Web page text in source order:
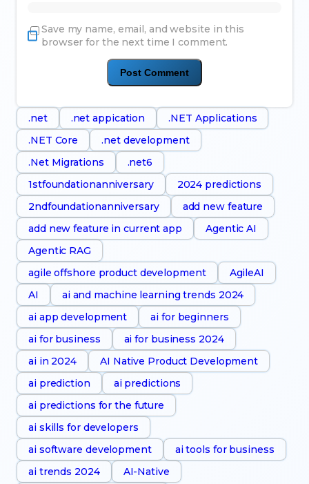
Save my name, email, and website in this
browser for the next time I comment.
.net .net appication
.NET Applications
.NET Core
.net development
.Net Migrations
.net6
1stfoundationanniversary
2024 predictions
2ndfoundationanniversary
add new feature
add new feature in current app
Agentic AI
Agentic RAG
agile offshore product development
AgileAI
AI
ai and machine learning trends 2024
ai app development
ai for beginners
ai for business
ai for business 2024
ai in 2024
AI Native Product Development
ai prediction
ai predictions
ai predictions for the future
ai skills for developers
ai software development
ai tools for business
ai trends 2024
AI-Native